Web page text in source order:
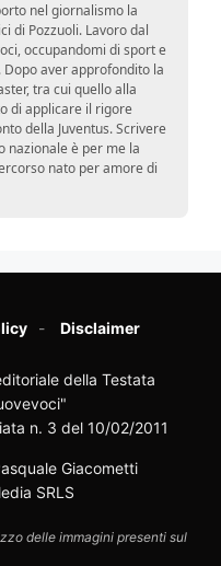
nel giornalismo la
di Pozzuoli. Lavoro dal
occupandomi di sport e
aver approfondito la
tra cui quello alla
di applicare il rigore
della Juventus. Scrivere
nazionale è per me la
nato per amore di
Disclaimer
della Testata
n. 3 del 10/02/2011
Giacometti
SRLS
delle immagini presenti sul